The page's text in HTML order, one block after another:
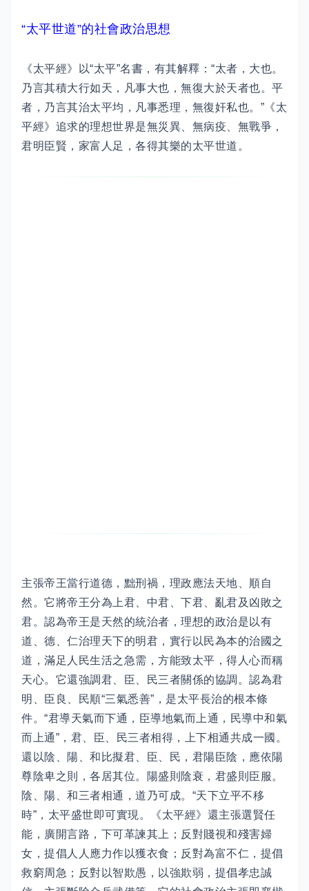
“太平世道”的社會政治思想
《太平經》以“太平”名書，有其解釋：“太者，大也。
乃言其積大行如天，凡事大也，無復大於天者也。平
者，乃言其治太平均，凡事悉理，無復奸私也。”《太
平經》追求的理想世界是無災異、無病疫、無戰爭，
君明臣賢，家富人足，各得其樂的太平世道。
主張帝王當行道德，黜刑禍，理政應法天地、順自
然。它將帝王分為上君、中君、下君、亂君及凶敗之
君。認為帝王是天然的統治者，理想的政治是以有
道、德、仁治理天下的明君，實行以民為本的治國之
道，滿足人民生活之急需，方能致太平，得人心而稱
天心。它還強調君、臣、民三者關係的協調。認為君
明、臣良、民順“三氣悉善”，是太平長治的根本條
件。“君導天氣而下通，臣導地氣而上通，民導中和氣
而上通”，君、臣、民三者相得，上下相通共成一國。
還以陰、陽、和比擬君、臣、民，君陽臣陰，應依陽
尊陰卑之則，各居其位。陽盛則陰衰，君盛則臣服。
陰、陽、和三者相通，道乃可成。“天下立平不移
時”，太平盛世即可實現。《太平經》還主張選賢任
能，廣開言路，下可革諫其上；反對賤視和殘害婦
女，提倡人人應力作以獲衣食；反對為富不仁，提倡
救窮周急；反對以智欺愚，以強欺弱，提倡孝忠誠